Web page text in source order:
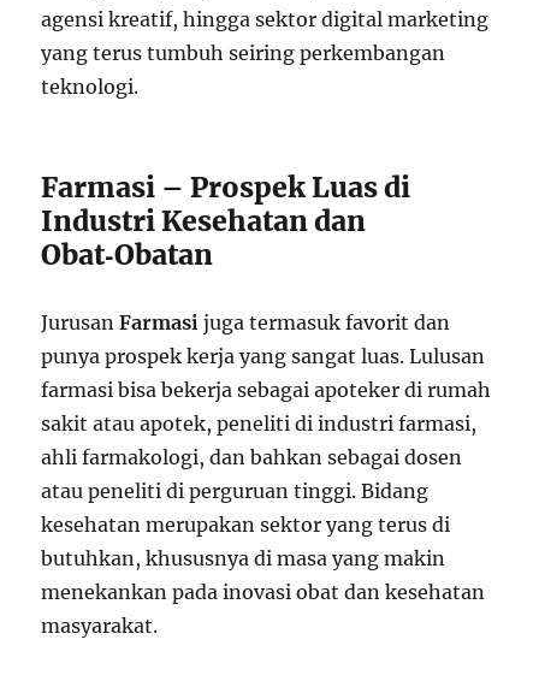
agensi kreatif, hingga sektor digital marketing
yang terus tumbuh seiring perkembangan
teknologi.
Farmasi – Prospek Luas di
Industri Kesehatan dan
Obat‑Obatan
JurusanFarmasi juga termasuk favorit dan
punya prospek kerja yang sangat luas. Lulusan
farmasi bisa bekerja sebagai apoteker di rumah
sakit atau apotek, peneliti di industri farmasi,
ahli farmakologi, dan bahkan sebagai dosen
atau peneliti di perguruan tinggi. Bidang
kesehatan merupakan sektor yang terus di
butuhkan, khususnya di masa yang makin
menekankan pada inovasi obat dan kesehatan
masyarakat.